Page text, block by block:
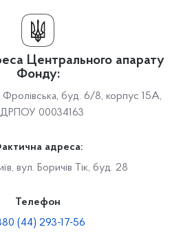
Центрального апарату
Фонду:
Фролівська, буд. 6/8, корпус 15А,
00034163
адреса:
вул. Боричів Тік, буд. 28
Телефон
(44) 293-17-56